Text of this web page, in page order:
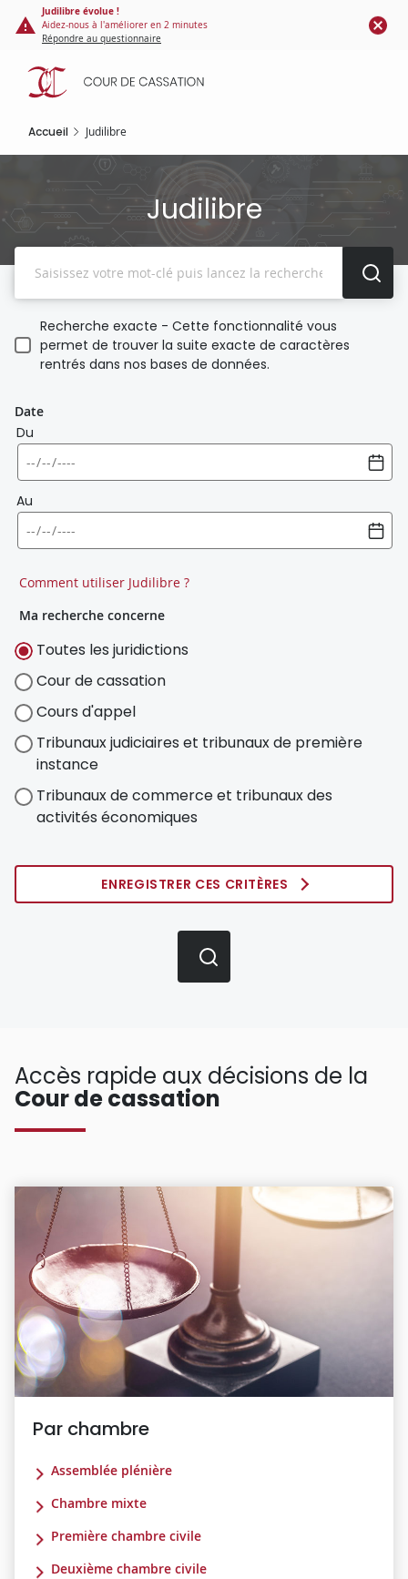
Panneau de gestion des cookies
contenu
principal
Judilibre évolue !
Aidez-nous à l'améliorer en 2 minutes
Répondre au questionnaire
Accueil Judilibre
Judilibre
Recherche exacte - Cette fonctionnalité vous
permet de trouver la suite exacte de caractères
rentrés dans nos bases de données.
Date
Du
Au
Comment utiliser Judilibre ?
Ma recherche concerne
Toutes les juridictions
Cour de cassation
Cours d'appel
Tribunaux judiciaires et tribunaux de première
instance
Tribunaux de commerce et tribunaux des
activités économiques
ENREGISTRER CES CRITÈRES
Accès rapide aux décisions de la
Cour de cassation
Par chambre
Assemblée plénière
Chambre mixte
Première chambre civile
Deuxième chambre civile